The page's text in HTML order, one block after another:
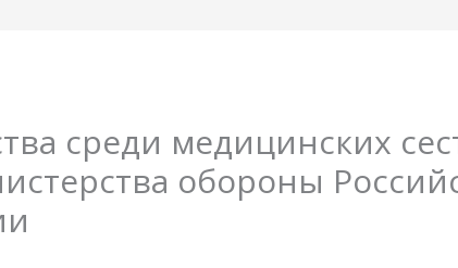
среди медицинских
обороны